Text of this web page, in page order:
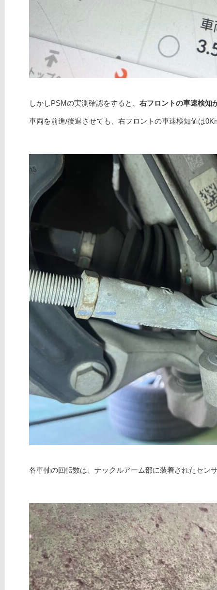
しかしPSMの実測確認をすると、 右フロントの車速検知
車両を前進/後退させても、右フロントの車速検知値は
各車軸の回転数は、ナックルアーム部に装着されたセン